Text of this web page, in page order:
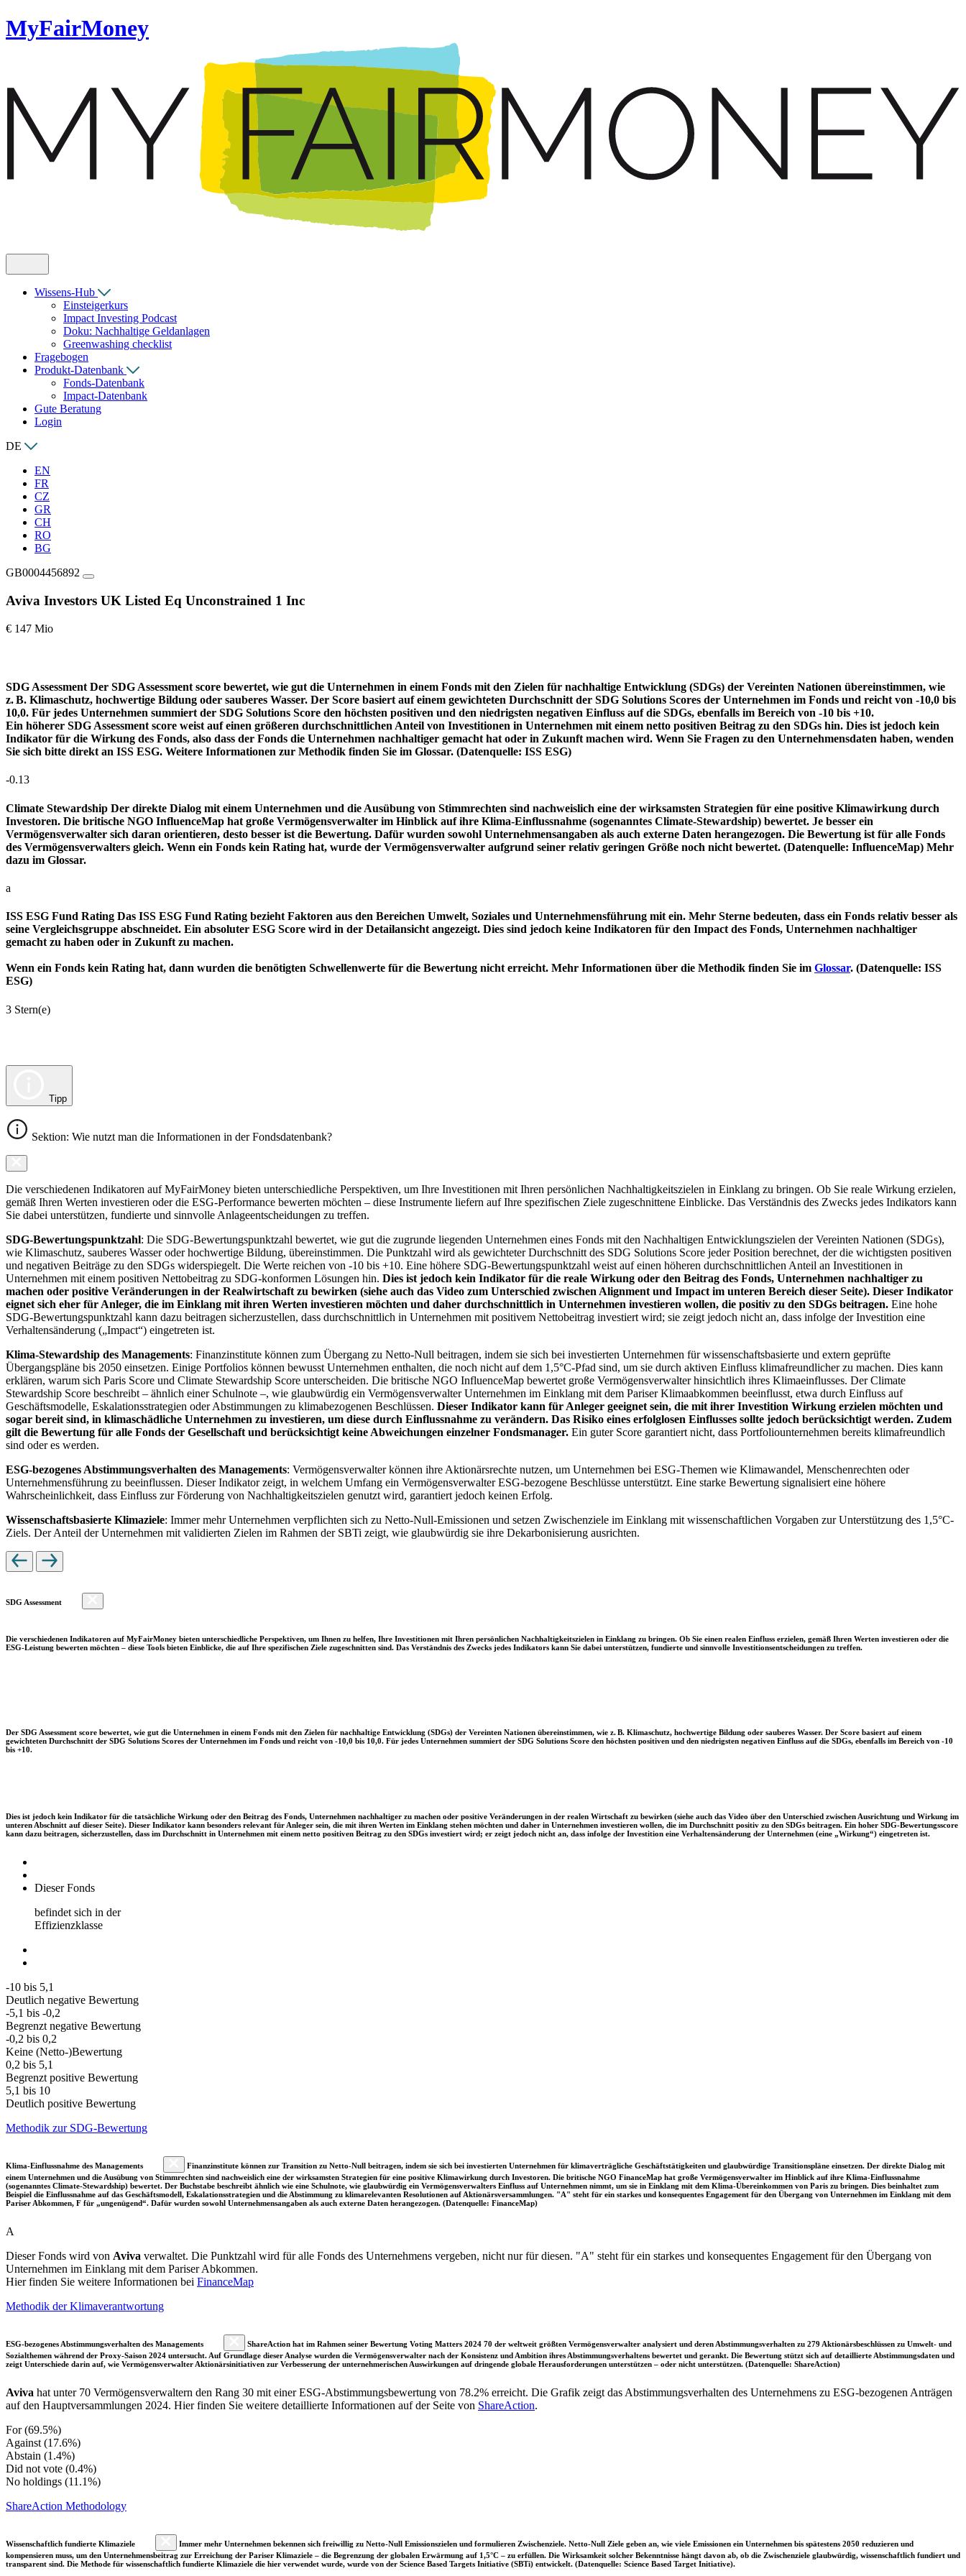
MyFairMoney
Wissens-Hub
Einsteigerkurs
Impact Investing Podcast
Doku: Nachhaltige Geldanlagen
Greenwashing checklist
Fragebogen
Produkt-Datenbank
Fonds-Datenbank
Impact-Datenbank
Gute Beratung
Login
DE
EN
FR
CZ
GR
CH
RO
BG
GB0004456892
Aviva Investors UK Listed Eq Unconstrained 1 Inc
€ 147 Mio
SDG Assessment Der SDG Assessment score bewertet, wie gut die Unternehmen in einem Fonds mit den Zielen für nachhaltige Entwicklung (SDGs) der Vereinten Nationen übereinstimmen, wie
z. B. Klimaschutz, hochwertige Bildung oder sauberes Wasser. Der Score basiert auf einem gewichteten Durchschnitt der SDG Solutions Scores der Unternehmen im Fonds und reicht von -10,0 bis
10,0. Für jedes Unternehmen summiert der SDG Solutions Score den höchsten positiven und den niedrigsten negativen Einfluss auf die SDGs, ebenfalls im Bereich von -10 bis +10.
Ein höherer SDG Assessment score weist auf einen größeren durchschnittlichen Anteil von Investitionen in Unternehmen mit einem netto positiven Beitrag zu den SDGs hin. Dies ist jedoch kein
Indikator für die Wirkung des Fonds, also dass der Fonds die Unternehmen nachhaltiger gemacht hat oder in Zukunft machen wird. Wenn Sie Fragen zu den Unternehmensdaten haben, wenden
Sie sich bitte direkt an ISS ESG. Weitere Informationen zur Methodik finden Sie im Glossar. (Datenquelle: ISS ESG)
-0.13
Climate Stewardship Der direkte Dialog mit einem Unternehmen und die Ausübung von Stimmrechten sind nachweislich eine der wirksamsten Strategien für eine positive Klimawirkung durch
Investoren. Die britische NGO InfluenceMap hat große Vermögensverwalter im Hinblick auf ihre Klima-Einflussnahme (sogenanntes Climate-Stewardship) bewertet. Je besser ein
Vermögensverwalter sich daran orientieren, desto besser ist die Bewertung. Dafür wurden sowohl Unternehmensangaben als auch externe Daten herangezogen. Die Bewertung ist für alle Fonds
des Vermögensverwalters gleich. Wenn ein Fonds kein Rating hat, wurde der Vermögensverwalter aufgrund seiner relativ geringen Größe noch nicht bewertet. (Datenquelle: InfluenceMap) Mehr
dazu im Glossar.
a
ISS ESG Fund Rating Das ISS ESG Fund Rating bezieht Faktoren aus den Bereichen Umwelt, Soziales und Unternehmensführung mit ein. Mehr Sterne bedeuten, dass ein Fonds relativ besser als
seine Vergleichsgruppe abschneidet. Ein absoluter ESG Score wird in der Detailansicht angezeigt. Dies sind jedoch keine Indikatoren für den Impact des Fonds, Unternehmen nachhaltiger
gemacht zu haben oder in Zukunft zu machen.
Wenn ein Fonds kein Rating hat, dann wurden die benötigten Schwellenwerte für die Bewertung nicht erreicht. Mehr Informationen über die Methodik finden Sie im Glossar. (Datenquelle: ISS
ESG)
3 Stern(e)
Tipp
Sektion: Wie nutzt man die Informationen in der Fondsdatenbank?
Die verschiedenen Indikatoren auf MyFairMoney bieten unterschiedliche Perspektiven, um Ihre Investitionen mit Ihren persönlichen Nachhaltigkeitszielen in Einklang zu bringen. Ob Sie reale Wirkung erzielen,
gemäß Ihren Werten investieren oder die ESG-Performance bewerten möchten – diese Instrumente liefern auf Ihre spezifischen Ziele zugeschnittene Einblicke. Das Verständnis des Zwecks jedes Indikators kann
Sie dabei unterstützen, fundierte und sinnvolle Anlageentscheidungen zu treffen.
SDG-Bewertungspunktzahl: Die SDG-Bewertungspunktzahl bewertet, wie gut die zugrunde liegenden Unternehmen eines Fonds mit den Nachhaltigen Entwicklungszielen der Vereinten Nationen (SDGs),
wie Klimaschutz, sauberes Wasser oder hochwertige Bildung, übereinstimmen. Die Punktzahl wird als gewichteter Durchschnitt des SDG Solutions Score jeder Position berechnet, der die wichtigsten positiven
und negativen Beiträge zu den SDGs widerspiegelt. Die Werte reichen von -10 bis +10. Eine höhere SDG-Bewertungspunktzahl weist auf einen höheren durchschnittlichen Anteil an Investitionen in
Unternehmen mit einem positiven Nettobeitrag zu SDG-konformen Lösungen hin. Dies ist jedoch kein Indikator für die reale Wirkung oder den Beitrag des Fonds, Unternehmen nachhaltiger zu
machen oder positive Veränderungen in der Realwirtschaft zu bewirken (siehe auch das Video zum Unterschied zwischen Alignment und Impact im unteren Bereich dieser Seite). Dieser Indikator
eignet sich eher für Anleger, die im Einklang mit ihren Werten investieren möchten und daher durchschnittlich in Unternehmen investieren wollen, die positiv zu den SDGs beitragen. Eine hohe
SDG-Bewertungspunktzahl kann dazu beitragen sicherzustellen, dass durchschnittlich in Unternehmen mit positivem Nettobeitrag investiert wird; sie zeigt jedoch nicht an, dass infolge der Investition eine
Verhaltensänderung („Impact“) eingetreten ist.
Klima-Stewardship des Managements: Finanzinstitute können zum Übergang zu Netto-Null beitragen, indem sie sich bei investierten Unternehmen für wissenschaftsbasierte und extern geprüfte
Übergangspläne bis 2050 einsetzen. Einige Portfolios können bewusst Unternehmen enthalten, die noch nicht auf dem 1,5°C-Pfad sind, um sie durch aktiven Einfluss klimafreundlicher zu machen. Dies kann
erklären, warum sich Paris Score und Climate Stewardship Score unterscheiden. Die britische NGO InfluenceMap bewertet große Vermögensverwalter hinsichtlich ihres Klimaeinflusses. Der Climate
Stewardship Score beschreibt – ähnlich einer Schulnote –, wie glaubwürdig ein Vermögensverwalter Unternehmen im Einklang mit dem Pariser Klimaabkommen beeinflusst, etwa durch Einfluss auf
Geschäftsmodelle, Eskalationsstrategien oder Abstimmungen zu klimabezogenen Beschlüssen. Dieser Indikator kann für Anleger geeignet sein, die mit ihrer Investition Wirkung erzielen möchten und
sogar bereit sind, in klimaschädliche Unternehmen zu investieren, um diese durch Einflussnahme zu verändern. Das Risiko eines erfolglosen Einflusses sollte jedoch berücksichtigt werden. Zudem
gilt die Bewertung für alle Fonds der Gesellschaft und berücksichtigt keine Abweichungen einzelner Fondsmanager. Ein guter Score garantiert nicht, dass Portfoliounternehmen bereits klimafreundlich
sind oder es werden.
ESG-bezogenes Abstimmungsverhalten des Managements: Vermögensverwalter können ihre Aktionärsrechte nutzen, um Unternehmen bei ESG-Themen wie Klimawandel, Menschenrechten oder
Unternehmensführung zu beeinflussen. Dieser Indikator zeigt, in welchem Umfang ein Vermögensverwalter ESG-bezogene Beschlüsse unterstützt. Eine starke Bewertung signalisiert eine höhere
Wahrscheinlichkeit, dass Einfluss zur Förderung von Nachhaltigkeitszielen genutzt wird, garantiert jedoch keinen Erfolg.
Wissenschaftsbasierte Klimaziele: Immer mehr Unternehmen verpflichten sich zu Netto-Null-Emissionen und setzen Zwischenziele im Einklang mit wissenschaftlichen Vorgaben zur Unterstützung des 1,5°C-
Ziels. Der Anteil der Unternehmen mit validierten Zielen im Rahmen der SBTi zeigt, wie glaubwürdig sie ihre Dekarbonisierung ausrichten.
SDG Assessment
Die verschiedenen Indikatoren auf MyFairMoney bieten unterschiedliche Perspektiven, um Ihnen zu helfen, Ihre Investitionen mit Ihren persönlichen Nachhaltigkeitszielen in Einklang zu bringen. Ob Sie einen realen Einfluss erzielen, gemäß Ihren Werten investieren oder die
ESG-Leistung bewerten möchten – diese Tools bieten Einblicke, die auf Ihre spezifischen Ziele zugeschnitten sind. Das Verständnis des Zwecks jedes Indikators kann Sie dabei unterstützen, fundierte und sinnvolle Investitionsentscheidungen zu treffen.
Der SDG Assessment score bewertet, wie gut die Unternehmen in einem Fonds mit den Zielen für nachhaltige Entwicklung (SDGs) der Vereinten Nationen übereinstimmen, wie z. B. Klimaschutz, hochwertige Bildung oder sauberes Wasser. Der Score basiert auf einem
gewichteten Durchschnitt der SDG Solutions Scores der Unternehmen im Fonds und reicht von -10,0 bis 10,0. Für jedes Unternehmen summiert der SDG Solutions Score den höchsten positiven und den niedrigsten negativen Einfluss auf die SDGs, ebenfalls im Bereich von -10
bis +10.
Dies ist jedoch kein Indikator für die tatsächliche Wirkung oder den Beitrag des Fonds, Unternehmen nachhaltiger zu machen oder positive Veränderungen in der realen Wirtschaft zu bewirken (siehe auch das Video über den Unterschied zwischen Ausrichtung und Wirkung im
unteren Abschnitt auf dieser Seite). Dieser Indikator kann besonders relevant für Anleger sein, die mit ihren Werten im Einklang stehen möchten und daher in Unternehmen investieren wollen, die im Durchschnitt positiv zu den SDGs beitragen. Ein hoher SDG-Bewertungsscore
kann dazu beitragen, sicherzustellen, dass im Durchschnitt in Unternehmen mit einem netto positiven Beitrag zu den SDGs investiert wird; er zeigt jedoch nicht an, dass infolge der Investition eine Verhaltensänderung der Unternehmen (eine „Wirkung“) eingetreten ist.
Dieser Fonds
befindet sich in der
Effizienzklasse
-10 bis 5,1
Deutlich negative Bewertung
-5,1 bis -0,2
Begrenzt negative Bewertung
-0,2 bis 0,2
Keine (Netto-)Bewertung
0,2 bis 5,1
Begrenzt positive Bewertung
5,1 bis 10
Deutlich positive Bewertung
Methodik zur SDG-Bewertung
Klima-Einflussnahme des Managements
Finanzinstitute können zur Transition zu Netto-Null beitragen, indem sie sich bei investierten Unternehmen für klimaverträgliche Geschäftstätigkeiten und glaubwürdige Transitionspläne einsetzen. Der direkte Dialog mit
einem Unternehmen und die Ausübung von Stimmrechten sind nachweislich eine der wirksamsten Strategien für eine positive Klimawirkung durch Investoren. Die britische NGO FinanceMap hat große Vermögensverwalter im Hinblick auf ihre Klima-Einflussnahme
(sogenanntes Climate-Stewardship) bewertet. Der Buchstabe beschreibt ähnlich wie eine Schulnote, wie glaubwürdig ein Vermögensverwalters Einfluss auf Unternehmen nimmt, um sie in Einklang mit dem Klima-Übereinkommen von Paris zu bringen. Dies beinhaltet zum
Beispiel die Einflussnahme auf das Geschäftsmodell, Eskalationsstrategien und die Abstimmung zu klimarelevanten Resolutionen auf Aktionärsversammlungen. "A" steht für ein starkes und konsequentes Engagement für den Übergang von Unternehmen im Einklang mit dem
Pariser Abkommen, F für „ungenügend“. Dafür wurden sowohl Unternehmensangaben als auch externe Daten herangezogen. (Datenquelle: FinanceMap)
A
Dieser Fonds wird von Aviva verwaltet. Die Punktzahl wird für alle Fonds des Unternehmens vergeben, nicht nur für diesen. "A" steht für ein starkes und konsequentes Engagement für den Übergang von
Unternehmen im Einklang mit dem Pariser Abkommen.
Hier finden Sie weitere Informationen bei FinanceMap
Methodik der Klimaverantwortung
ESG-bezogenes Abstimmungsverhalten des Managements
ShareAction hat im Rahmen seiner Bewertung Voting Matters 2024 70 der weltweit größten Vermögensverwalter analysiert und deren Abstimmungsverhalten zu 279 Aktionärsbeschlüssen zu Umwelt- und
Sozialthemen während der Proxy-Saison 2024 untersucht. Auf Grundlage dieser Analyse wurden die Vermögensverwalter nach der Konsistenz und Ambition ihres Abstimmungsverhaltens bewertet und gerankt. Die Bewertung stützt sich auf detaillierte Abstimmungsdaten und
zeigt Unterschiede darin auf, wie Vermögensverwalter Aktionärsinitiativen zur Verbesserung der unternehmerischen Auswirkungen auf dringende globale Herausforderungen unterstützen – oder nicht unterstützen. (Datenquelle: ShareAction)
Aviva hat unter 70 Vermögensverwaltern den Rang 30 mit einer ESG-Abstimmungsbewertung von 78.2% erreicht. Die Grafik zeigt das Abstimmungsverhalten des Unternehmens zu ESG-bezogenen Anträgen
auf den Hauptversammlungen 2024. Hier finden Sie weitere detaillierte Informationen auf der Seite von ShareAction.
For (69.5%)
Against (17.6%)
Abstain (1.4%)
Did not vote (0.4%)
No holdings (11.1%)
ShareAction Methodology
Wissenschaftlich fundierte Klimaziele
Immer mehr Unternehmen bekennen sich freiwillig zu Netto-Null Emissionszielen und formulieren Zwischenziele. Netto-Null Ziele geben an, wie viele Emissionen ein Unternehmen bis spätestens 2050 reduzieren und
kompensieren muss, um den Unternehmensbeitrag zur Erreichung der Pariser Klimaziele – die Begrenzung der globalen Erwärmung auf 1,5°C – zu erfüllen. Die Wirksamkeit solcher Bekenntnisse hängt davon ab, ob die Zwischenziele glaubwürdig, wissenschaftlich fundiert und
transparent sind. Die Methode für wissenschaftlich fundierte Klimaziele die hier verwendet wurde, wurde von der Science Based Targets Initiative (SBTi) entwickelt. (Datenquelle: Science Based Target Initiative).